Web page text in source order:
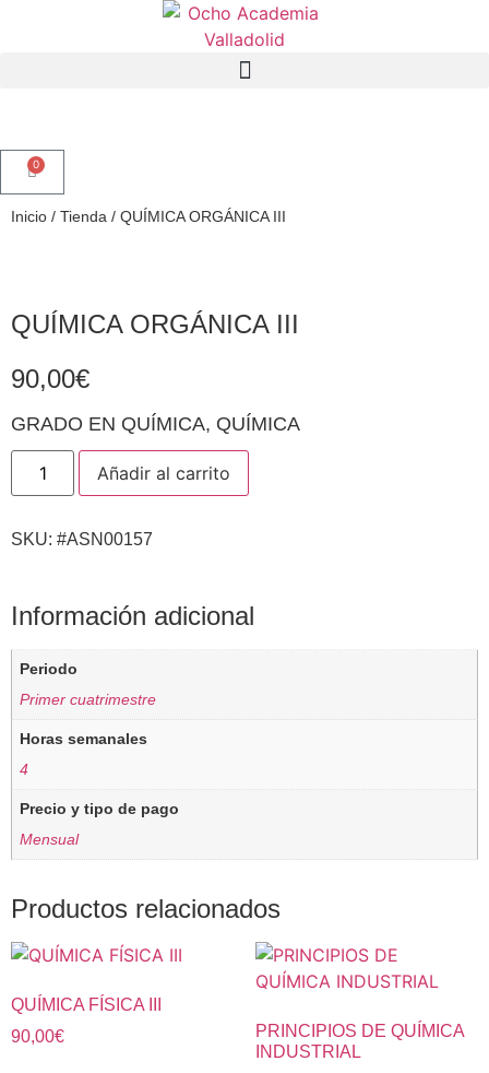
0
Inicio / Tienda / QUÍMICA ORGÁNICA III
QUÍMICA ORGÁNICA III
90,00€
GRADO EN QUÍMICA, QUÍMICA
Añadir al carrito
SKU: #ASN00157
Información adicional
Periodo
Primer cuatrimestre
Horas semanales
4
Precio y tipo de pago
Mensual
Productos relacionados
QUÍMICA FÍSICA III
90,00€
PRINCIPIOS DE QUÍMICA
INDUSTRIAL